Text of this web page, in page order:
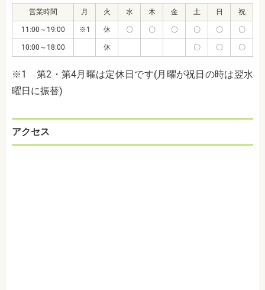
営業時間 月 火 水 木 金 土 日 祝
11:00～19:00 ※1 休 〇 〇 〇 〇 〇 〇
10:00～18:00 休 〇 〇 〇
※1 第2・第4月曜は定休日です(月曜が祝日の時は翌水
曜日に振替)
アクセス